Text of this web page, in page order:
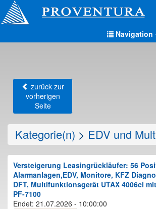
Navigation
zurück zur
vorherigen
Seite
Kategorie(n) > EDV und
Versteigerung Leasingrückläufer: 56
Alarmanlagen,EDV, Monitore, KFZ
DFT, Multifunktionsgerät UTAX 4006ci
PF-7100
Endet: 21.07.2026 - 10:00:00